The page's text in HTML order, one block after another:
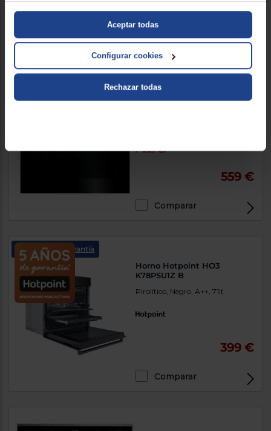
Aceptar todas
Configurar cookies
Rechazar todas
383 €
559 €
Comparar
5 años de garantía
Horno Hotpoint HO3
K78PSU1Z B
Pirolítico, Negro, A++, 71lt
399 €
Comparar